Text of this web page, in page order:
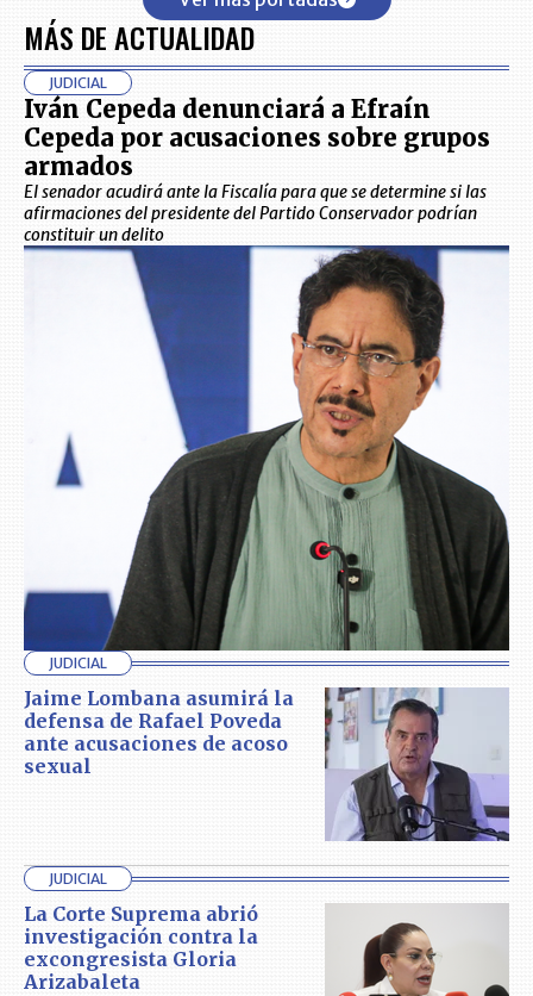
MÁS DE ACTUALIDAD
JUDICIAL
Iván Cepeda denunciará a Efraín
Cepeda por acusaciones sobre grupos
armados
El senador acudirá ante la Fiscalía para que se determine si las
afirmaciones del presidente del Partido Conservador podrían
constituir un delito
JUDICIAL
Jaime Lombana asumirá la
defensa de Rafael Poveda
ante acusaciones de acoso
sexual
JUDICIAL
La Corte Suprema abrió
investigación contra la
excongresista Gloria
Arizabaleta